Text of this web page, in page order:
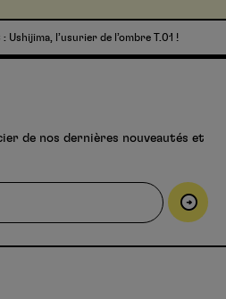
Ushijima, l’usurier de l’ombre T.01 !
de nos dernières nouveautés et